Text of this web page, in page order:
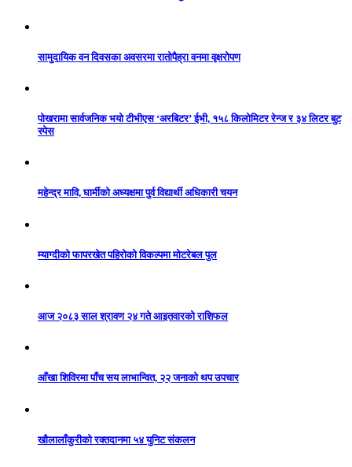
सामुदायिक वन दिवसका अवसरमा रातोपैह्रा वनमा वृक्षरोपण
पोखरामा सार्वजनिक भयो टीभीएस ‘अरबिटर’ ईभी, १५८ किलोमिटर रेन्ज र ३४ लिटर बुट
स्पेस
महेन्द्र मावि, घार्मीको अध्यक्षमा पुर्व विद्यार्थी अधिकारी चयन
म्याग्दीको फापरखेत पहिरोको विकल्पमा मोटरेबल पुल
आज २०८३ साल श्रावण २४ गते आइतवारको राशिफल
आँखा शिविरमा पाँच सय लाभान्वित, २२ जनाको थप उपचार
खौलालाँकुरीको रक्तदानमा ५४ युनिट संकलन